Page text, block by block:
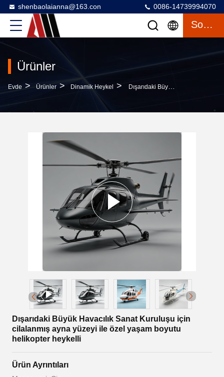
shenbaolaianna@163.con 0086-14739994070
Sohbet
Ürünler
Evde > Ürünler > Dinamik Heykel > Dışarıdaki Büyük Havacılık Sanat Kuruluşu Için Cilalanmış Ayna Yüzeyi Ile Özel Yaşam Boyutu Helikopter Heykelli
Dışarıdaki Büyük Havacılık Sanat Kuruluşu için
cilalanmış ayna yüzeyi ile özel yaşam boyutu
helikopter heykelli
Ürün Ayrıntıları